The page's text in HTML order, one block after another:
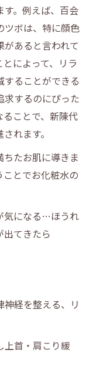
。例えば、百会
ツボは、特に顔色
あると言われて
によって、リラ
することができる
求するのにぴった
ことで、新陳代
れます。
たお肌に導きま
とでお化粧水の
気になる…ほうれ
てきたら
経を整える、リ
上首・肩こり緩